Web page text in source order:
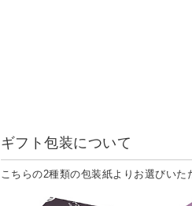
ギフト包装について
こちらの2種類の包装紙よりお選びいた